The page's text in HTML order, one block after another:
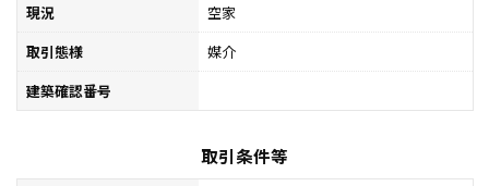
現況
空家
取引態様
媒介
建築確認番号
取引条件等